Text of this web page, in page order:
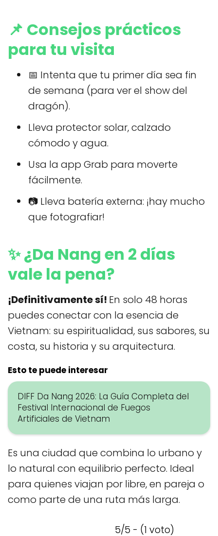
📌 Consejos prácticos
para tu visita
📅 Intenta que tu primer día sea fin
de semana (para ver el show del
dragón).
Lleva protector solar, calzado
cómodo y agua.
Usa la app Grab para moverte
fácilmente.
📷 Lleva batería externa: ¡hay mucho
que fotografiar!
✨ ¿Da Nang en 2 días
vale la pena?
¡Definitivamente sí! En solo 48 horas
puedes conectar con la esencia de
Vietnam: su espiritualidad, sus sabores, su
costa, su historia y su arquitectura.
Esto te puede interesar
DIFF Da Nang 2026: La Guía Completa del
Festival Internacional de Fuegos
Artificiales de Vietnam
Es una ciudad que combina lo urbano y
lo natural con equilibrio perfecto. Ideal
para quienes viajan por libre, en pareja o
como parte de una ruta más larga.
5/5 - (1 voto)